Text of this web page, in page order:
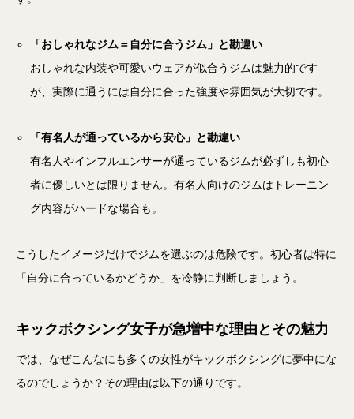
「おしゃれなジム＝自分に合うジム」と勘違い
おしゃれな内装や可愛いウェアが似合うジムは魅力的です
が、実際に通うには自分に合った強度や雰囲気が大切です。
「有名人が通っているから安心」と勘違い
有名人やインフルエンサーが通っているジムが必ずしも初心
者に優しいとは限りません。有名人向けのジムはトレーニン
グ内容がハードな場合も。
こうしたイメージだけでジムを選ぶのは危険です。初心者は特に
「自分に合っているかどうか」を冷静に判断しましょう。
キックボクシング女子が急増中な理由とその魅力
では、なぜこんなにも多くの女性がキックボクシングに夢中にな
るのでしょうか？その理由は以下の通りです。